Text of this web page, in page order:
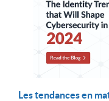
Les tendances en